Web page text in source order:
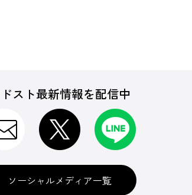
スト最新情報を配信中
ソーシャルメディア一覧